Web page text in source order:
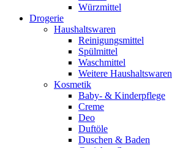
Würzmittel
Drogerie
Haushaltswaren
Reinigungsmittel
Spülmittel
Waschmittel
Weitere Haushaltswaren
Kosmetik
Baby- & Kinderpflege
Creme
Deo
Duftöle
Duschen & Baden